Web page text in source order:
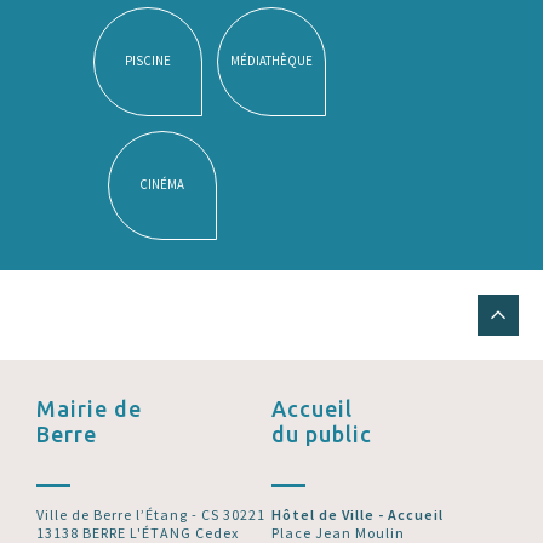
PISCINE MÉDIATHÈQUE
CINÉMA
Mairie de
Berre
Ville de Berre l’Étang - CS 30221
13138 BERRE L'ÉTANG Cedex
Accueil
du public
Hôtel de Ville - Accueil
Place Jean Moulin